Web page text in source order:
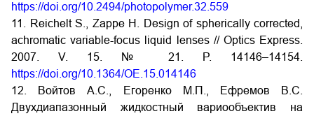
https://doi.org/10.2494/photopolymer.32.559
11. Reichelt S., Zappe H. Design of spherically corrected,
achromatic variable-focus liquid lenses // Optics Express.
2007. V. 15. № 21. P. 14146–14154.
https://doi.org/10.1364/OE.15.014146
12. Войтов А.С., Егоренко М.П., Ефремов В.С.
Двухдиапазонный жидкостный вариообъектив на